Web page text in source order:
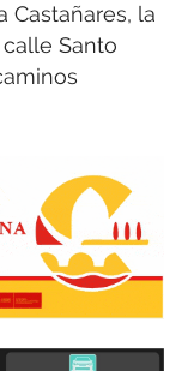
Castañares, la
Santo